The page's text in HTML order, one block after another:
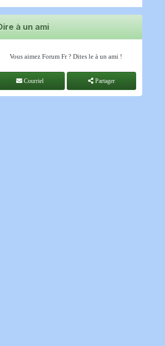
à un ami
Vous aimez Forum Fr ? Dites le à un ami !
Courriel Partager